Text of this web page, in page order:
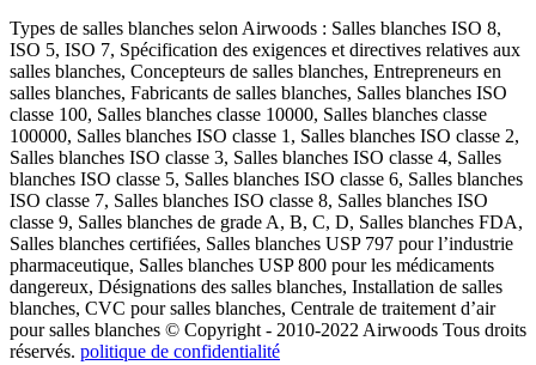
Types de salles blanches selon Airwoods : Salles blanches ISO 8,
ISO 5, ISO 7, Spécification des exigences et directives relatives aux
salles blanches, Concepteurs de salles blanches, Entrepreneurs en
salles blanches, Fabricants de salles blanches, Salles blanches ISO
classe 100, Salles blanches classe 10000, Salles blanches classe
100000, Salles blanches ISO classe 1, Salles blanches ISO classe 2,
Salles blanches ISO classe 3, Salles blanches ISO classe 4, Salles
blanches ISO classe 5, Salles blanches ISO classe 6, Salles blanches
ISO classe 7, Salles blanches ISO classe 8, Salles blanches ISO
classe 9, Salles blanches de grade A, B, C, D, Salles blanches FDA,
Salles blanches certifiées, Salles blanches USP 797 pour l’industrie
pharmaceutique, Salles blanches USP 800 pour les médicaments
dangereux, Désignations des salles blanches, Installation de salles
blanches, CVC pour salles blanches, Centrale de traitement d’air
pour salles blanches © Copyright - 2010-2022 Airwoods Tous droits
réservés. politique de confidentialité